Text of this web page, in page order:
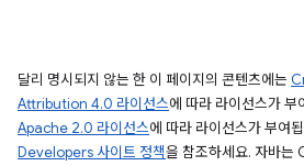
달리 명시되지 않는 한 이 페이지의 콘텐츠에는
Attribution 4.0 라이선스에 따라 라이선스가 부
Apache 2.0 라이선스에 따라 라이선스가 부여
Developers 사이트 정책을 참조하세요. 자바